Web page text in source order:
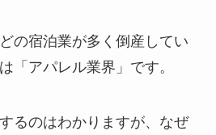
の宿泊業が多く倒産してい
「アパレル業界」です。
るのはわかりますが、なぜ